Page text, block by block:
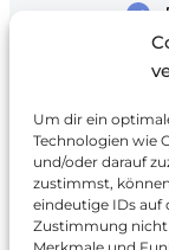
Um dir ein
Technologien wie
und/oder darauf
zustimmst,
eindeutige IDs auf
Zustimmung nicht